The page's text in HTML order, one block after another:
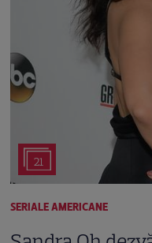
21
SERIALE AMERICANE